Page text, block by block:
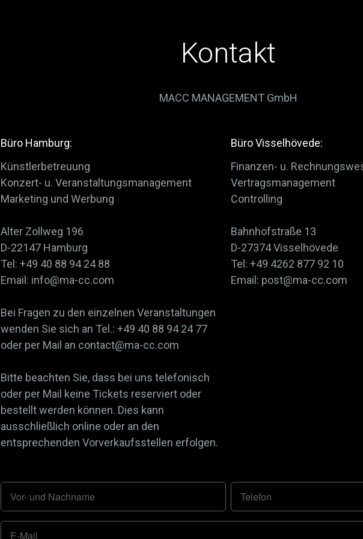
Kontakt
MACC MANAGEMENT GmbH
Büro Hamburg:
Künstlerbetreuung
Konzert- u. Veranstaltungsmanagement
Marketing und Werbung
Alter Zollweg 196
D-22147 Hamburg
Tel: +49 40 88 94 24 88
Email: info@ma-cc.com
Bei Fragen zu den einzelnen Veranstaltungen
wenden Sie sich an Tel.: +49 40 88 94 24 77
oder per Mail an contact@ma-cc.com
Bitte beachten Sie, dass bei uns telefonisch
oder per Mail keine Tickets reserviert oder
bestellt werden können. Dies kann
ausschließlich online oder an den
entsprechenden Vorverkaufsstellen erfolgen.
Büro Visselhövede:
Finanzen- u.
Vertragsmanagement
Controlling
Bahnhofstraße 13
D-27374 Visselhövede
Tel: +49 4262 877 92 10
Email: post@ma-cc.com
Vor- und Nachname Telefon
E-Mail